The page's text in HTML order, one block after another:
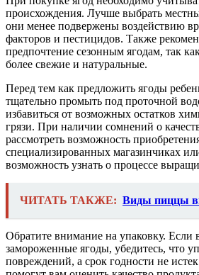
происхождения. Лучше выбрать
они менее подвержены воздействию
факторов и пестицидов. Также
предпочтение сезонным ягодам, так
более свежие и натуральные.
Перед тем как предложить ягоды
тщательно промыть под проточной
избавиться от возможных остатков
грязи. При наличии сомнений о
рассмотреть возможность
специализированных магазинчиках
возможность узнать о процессе
ЧИТАТЬ ТАКЖЕ: Виды пиццы
Обратите внимание на упаковку. Если
замороженные ягоды, убедитесь, что
повреждений, а срок годности не